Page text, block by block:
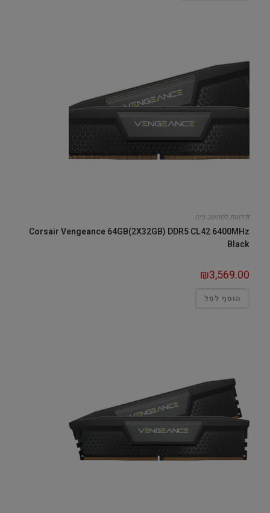
זכרונות למחשב נייח
Corsair Vengeance 64GB(2X32GB) DDR5 CL42 6400MHz
Black
₪3,569.00
הוסף לסל